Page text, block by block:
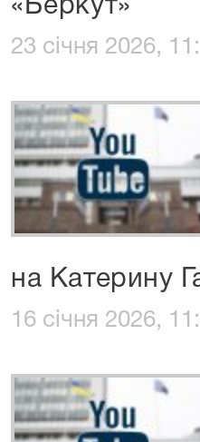
«Беркут»
23 січня 2026,
на Катерину
16 січня 2026,